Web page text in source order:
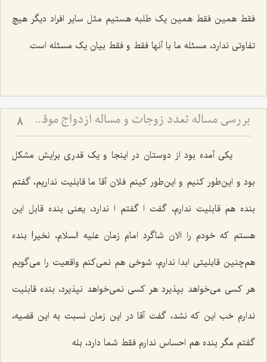
فقط همین فقط همین یک طلبه هستیم مثل سایر افراد دیگر هیچ
تفاوتی ندارد، مسئله ما با آنها فقط و فقط بیان یک مسئله است.
بررسی مساله تعدد زوجات و مساله ازدواج موقت(2) 8
یکی آمده بود از دوستان در اینجا و یک قدری برایش مشکل
بود و این‌طور کنیم و این‌طور کینم فلان آقا ما قابلیت نداریم، گفتم
بنده هم قابلیت ندارم، گفت ا گفتم ا ندارد، یعنی بنده قابل این
هستم که خودم را الان شاگرد امام زمان علیه السلام، نخیر! بنده
هم‌چنین قابلیتی ابدا ندارم، شوخی هم نمی‌کنم واقعیت را می‌گویم
هر کسی می‌خواهد بپذیرد هر کسی نمی‌خواهد نپذیرد، بنده قابلیت
ندارم خب این که نشد، گفت آقا در این زمان نسبت به این قضیه،
گفتم مگر بنده هم احساس ندارم فقط شما دارد، بله‌